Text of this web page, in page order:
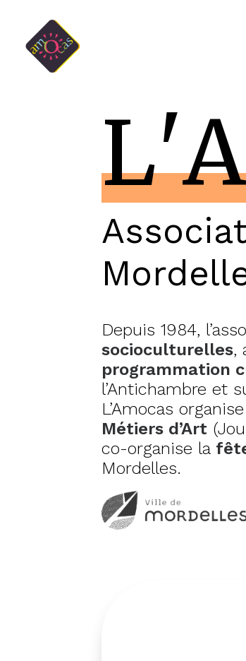
L'A
Depuis 1984,
socioculturelles,
programmation
l’Antichambre et
L’Amocas
Métiers d’Art
co-organise la
Mordelles.